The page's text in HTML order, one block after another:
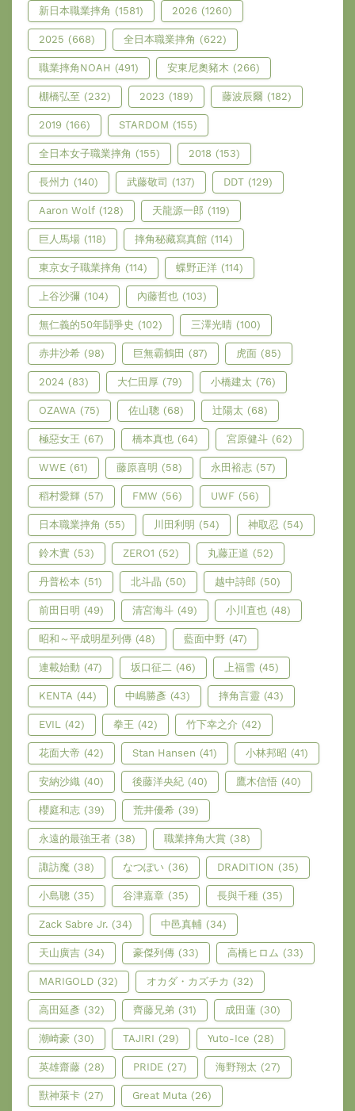
新日本職業摔角 (1581) 2026 (1260)
2025 (668) 全日本職業摔角 (622)
職業摔角NOAH (491) 安東尼奧豬木 (266)
棚橋弘至 (232) 2023 (189) 藤波辰爾 (182)
2019 (166) STARDOM (155)
全日本女子職業摔角 (155) 2018 (153)
長州力 (140) 武藤敬司 (137) DDT (129)
Aaron Wolf (128) 天龍源一郎 (119)
巨人馬場 (118) 摔角秘藏寫真館 (114)
東京女子職業摔角 (114) 蝶野正洋 (114)
上谷沙彌 (104) 內藤哲也 (103)
無仁義的50年鬪爭史 (102) 三澤光晴 (100)
赤井沙希 (98) 巨無霸鶴田 (87) 虎面 (85)
2024 (83) 大仁田厚 (79) 小橋建太 (76)
OZAWA (75) 佐山聰 (68) 辻陽太 (68)
極惡女王 (67) 橋本真也 (64) 宮原健斗 (62)
WWE (61) 藤原喜明 (58) 永田裕志 (57)
稻村愛輝 (57) FMW (56) UWF (56)
日本職業摔角 (55) 川田利明 (54) 神取忍 (54)
鈴木實 (53) ZERO1 (52) 丸藤正道 (52)
丹普松本 (51) 北斗晶 (50) 越中詩郎 (50)
前田日明 (49) 清宮海斗 (49) 小川直也 (48)
昭和～平成明星列傳 (48) 藍面中野 (47)
連載始動 (47) 坂口征二 (46) 上福雪 (45)
KENTA (44) 中嶋勝彥 (43) 摔角言靈 (43)
EVIL (42) 拳王 (42) 竹下幸之介 (42)
花面大帝 (42) Stan Hansen (41) 小林邦昭 (41)
安納沙織 (40) 後藤洋央紀 (40) 鷹木信悟 (40)
櫻庭和志 (39) 荒井優希 (39)
永遠的最強王者 (38) 職業摔角大賞 (38)
諏訪魔 (38) なつぽい (36) DRADITION (35)
小島聰 (35) 谷津嘉章 (35) 長與千種 (35)
Zack Sabre Jr. (34) 中邑真輔 (34)
天山廣吉 (34) 豪傑列傳 (33) 高橋ヒロム (33)
MARIGOLD (32) オカダ・カズチカ (32)
高田延彥 (32) 齊藤兄弟 (31) 成田蓮 (30)
潮崎豪 (30) TAJIRI (29) Yuto-Ice (28)
英雄齋藤 (28) PRIDE (27) 海野翔太 (27)
獸神萊卡 (27) Great Muta (26)